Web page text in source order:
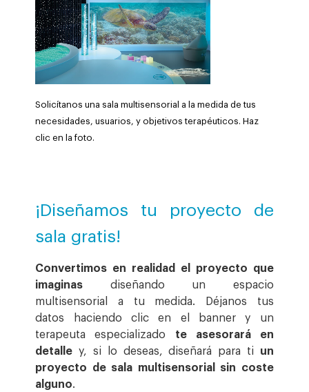
Solicítanos una sala multisensorial a la medida de tus
necesidades, usuarios, y objetivos terapéuticos. Haz
clic en la foto.
¡Diseñamos tu proyecto de
sala gratis!
Convertimos en realidad el proyecto que
imaginas diseñando un espacio
multisensorial a tu medida. Déjanos tus
datos haciendo clic en el banner y un
terapeuta especializado te asesorará en
detalle y, si lo deseas, diseñará para ti un
proyecto de sala multisensorial sin coste
alguno.